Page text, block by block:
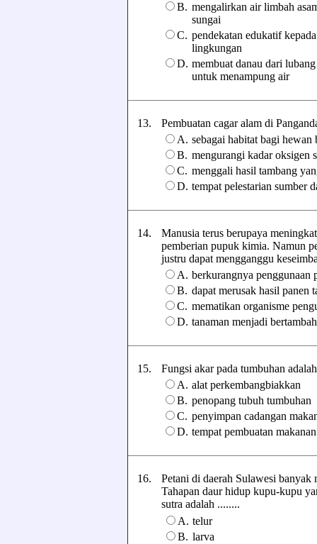
B. mengalirkan air limbah
sungai
C. pendekatan edukatif
lingkungan
D. membuat danau dari
untuk menampung air
13.
Pembuatan cagar alam di
A. sebagai habitat bagi hewan
B. mengurangi kadar oksigen
C. menggali hasil tambang
D. tempat pelestarian sumber
14.
Manusia terus berupaya
pemberian pupuk kimia. Namun
justru dapat mengganggu
A. berkurangnya penggunaan
B. dapat merusak hasil panen
C. mematikan organisme
D. tanaman menjadi
15.
Fungsi akar pada tumbuhan
A. alat perkembangbiakkan
B. penopang tubuh tumbuhan
C. penyimpan cadangan
D. tempat pembuatan makanan
16.
Petani di daerah Sulawesi
Tahapan daur hidup kupu-kupu
sutra adalah ........
A. telur
B. larva